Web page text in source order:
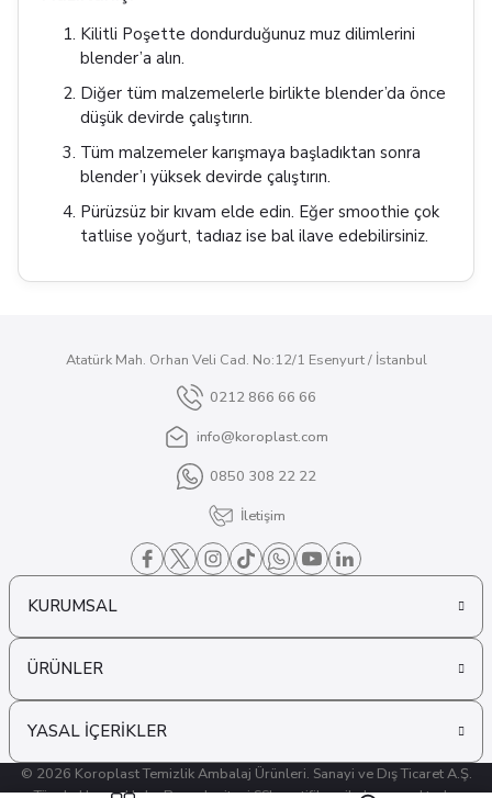
Kilitli Poşette dondurduğunuz muz dilimlerini
blender’a alın.
Diğer tüm malzemelerle birlikte blender’da önce
düşük devirde çalıştırın.
Tüm malzemeler karışmaya başladıktan sonra
blender’ı yüksek devirde çalıştırın.
Pürüzsüz bir kıvam elde edin. Eğer smoothie çok
tatlıise yoğurt, tadıaz ise bal ilave edebilirsiniz.
Atatürk Mah. Orhan Veli Cad. No:12/1 Esenyurt / İstanbul
0212 866 66 66
info@koroplast.com
0850 308 22 22
İletişim
KURUMSAL
ÜRÜNLER
YASAL İÇERİKLER
© 2026 Koroplast Temizlik Ambalaj Ürünleri. Sanayi ve Dış Ticaret A.Ş.